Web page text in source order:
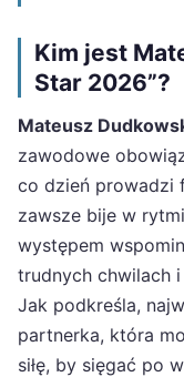
Kim jest
Star 2026”?
Mateusz
zawodowe
co dzień prowadzi
zawsze bije w
występem
trudnych chwilach
Jak podkreśla,
partnerka, która
siłę, by sięgać po